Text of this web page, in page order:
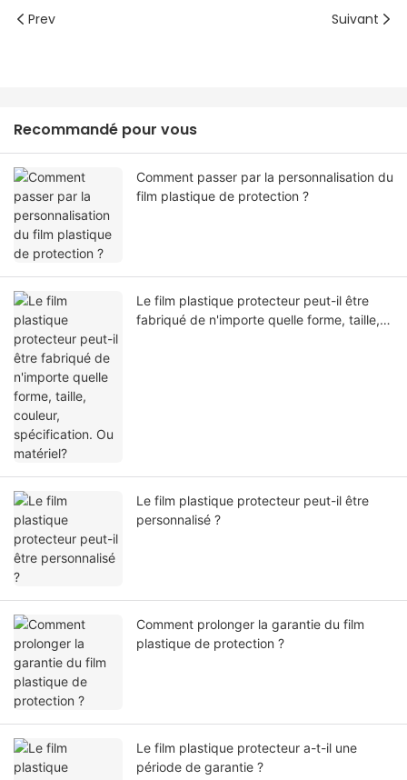
Prev Suivant
Recommandé pour vous
Comment passer par la personnalisation du
film plastique de protection ?
Le film plastique protecteur peut-il être
fabriqué de n'importe quelle forme, taille,
Le film plastique protecteur peut-il être
personnalisé ?
Comment prolonger la garantie du film
plastique de protection ?
Le film plastique protecteur a-t-il une
période de garantie ?